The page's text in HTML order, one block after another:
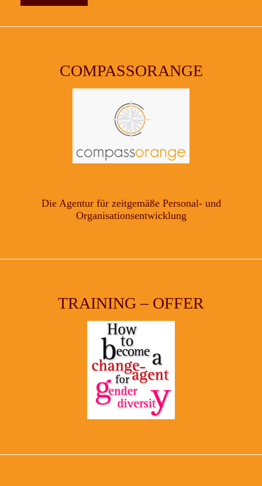
COMPASSORANGE
Die Agentur für zeitgemäße Personal- und
Organisationsentwicklung
TRAINING – OFFER